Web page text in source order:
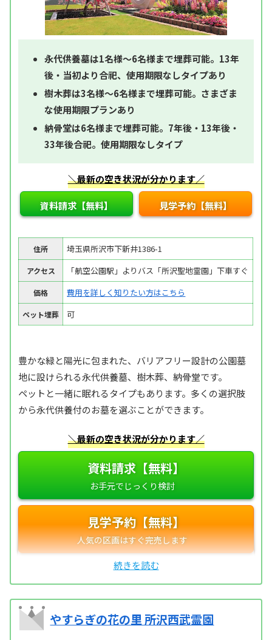
永代供養墓は1名様～6名様まで埋葬可能。13年
後・当初より合祀、使用期限なしタイプあり
樹木葬は3名様～6名様まで埋葬可能。さまざま
な使用期限プランあり
納骨堂は6名様まで埋葬可能。7年後・13年後・
33年後合祀。使用期限なしタイプ
＼最新の空き状況が分かります／
資料請求【無料】 見学予約【無料】
住所 埼玉県所沢市下新井1386-1
アクセス 「航空公園駅」よりバス「所沢聖地霊園」下車すぐ
価格 費用を詳しく知りたい方はこちら
ペット埋葬 可
豊かな緑と陽光に包まれた、バリアフリー設計の公園墓
地に設けられる永代供養墓、樹木葬、納骨堂です。
ペットと一緒に眠れるタイプもあります。多くの選択肢
から永代供養付のお墓を選ぶことができます。
＼最新の空き状況が分かります／
資料請求【無料】
見学予約【無料】
やすらぎの花の里 所沢西武霊園